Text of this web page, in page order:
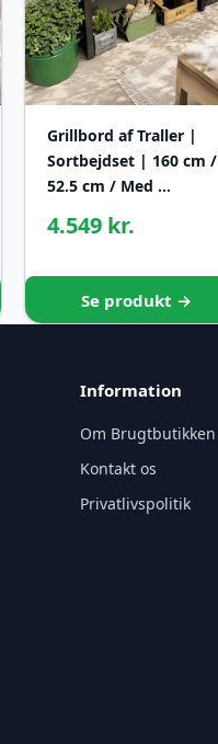
Grillbord af Traller |
Sortbejdset | 160 cm /
52.5 cm / Med …
4.549 kr.
Se produkt →
Information
Om Brugtbutikken
Kontakt os
Privatlivspolitik